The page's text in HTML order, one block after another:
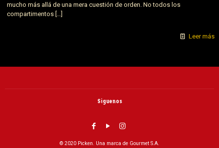
mucho más allá de una mera cuestión de orden. No todos los
compartimentos […]
Leer más
Siguenos
© 2020 Picken. Una marca de Gourmet S.A.